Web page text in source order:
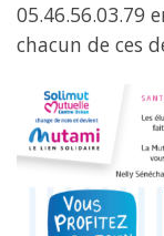
05.46.56.03.79
chacun de ces